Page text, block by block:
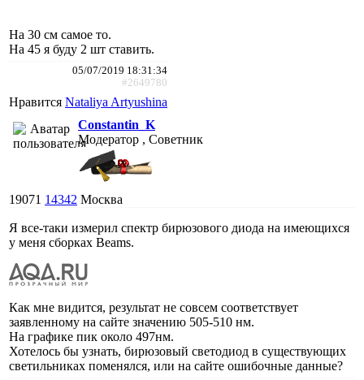
На 30 см самое то.
На 45 я буду 2 шт ставить.
05/07/2019 18:31:34
#2649780
Нравится Nataliya Artyushina
Constantin_K
Модератор , Советник
19071 14342 Москва
Я все-таки измерил спектр бирюзового диода на имеющихся
у меня сборках Beams.
Как мне видится, результат не совсем соответствует
заявленному на сайте значению 505-510 нм.
На графике пик около 497нм.
Хотелось бы узнать, бирюзовый светодиод в существующих
светильниках поменялся, или на сайте ошибочные данные?